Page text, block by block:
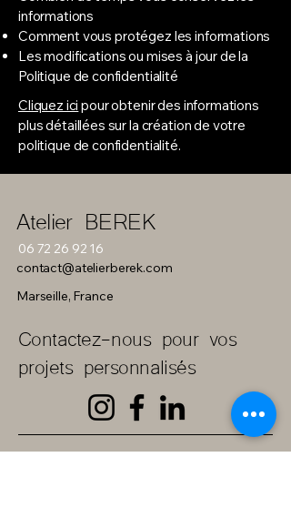
informations
Comment vous protégez les informations
Les modifications ou mises à jour de la
Politique de confidentialité
Cliquez ici pour obtenir des informations
plus détaillées sur la création de votre
politique de confidentialité.
Atelier BEREK
06 72 26 92 16
contact@atelierberek.com
Marseille, France
Contactez-nous pour vos
projets personnalisés